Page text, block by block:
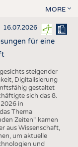
MORE
16.07.2026
für eine
steigender
Digitalisierung
gestaltet
sich das 8.
in
Thema
Zeiten“ kamen
aus Wissenschaft,
um aktuelle
und